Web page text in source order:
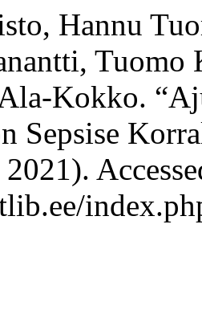
Hannu
Tuomo
Kokko.
Sepsise